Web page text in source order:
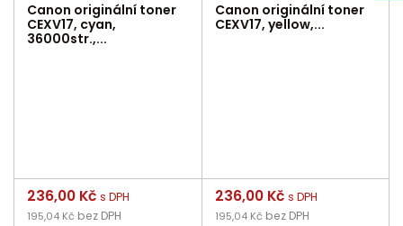
Canon originální toner
CEXV17, cyan,
36000str.,...
Cena
236,00 Kč s DPH
195,04 Kč bez DPH
Canon originální toner
CEXV17, yellow,...
Cena
236,00 Kč s DPH
195,04 Kč bez DPH